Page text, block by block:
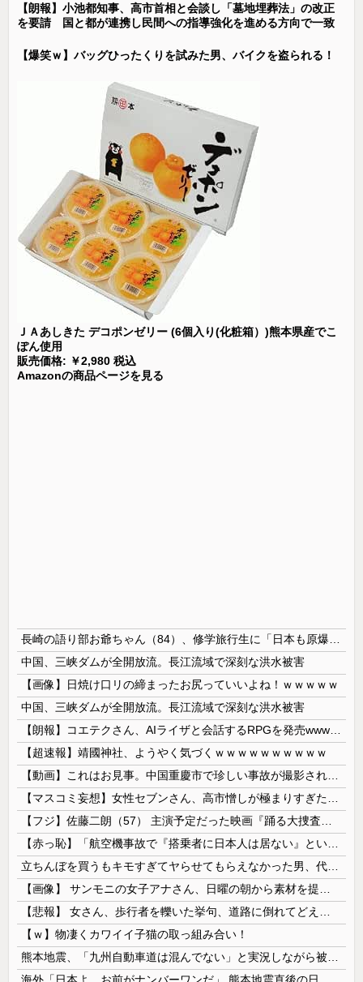
【朗報】小池都知事、高市首相と会談し「墓地埋葬法」の改正
を要請 国と都が連携し民間への指導強化を進める方向で一致
【爆笑ｗ】バッグひったくりを試みた男、バイクを盗られる！
ＪＡあしきた デコポンゼリー (6個入り(化粧箱）)熊本県産でこ
ぽん使用
販売価格: ￥2,980 税込
Amazonの商品ページを見る
中国、三峡ダムが全開放流。長江流域で深刻な洪水被害
【画像】日焼け口リの締まったお尻っていいよね！ｗｗｗｗｗ
中国、三峡ダムが全開放流。長江流域で深刻な洪水被害
【超速報】靖國神社、ようやく気づくｗｗｗｗｗｗｗｗｗｗ
【ｗ】物凄くカワイイ子猫の取っ組み合い！